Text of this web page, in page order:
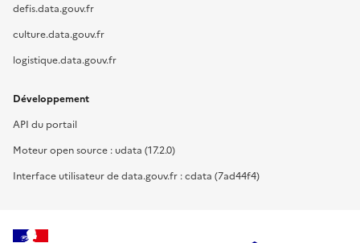
defis.data.gouv.fr
culture.data.gouv.fr
logistique.data.gouv.fr
Développement
API du portail
Moteur open source : udata (17.2.0)
Interface utilisateur de data.gouv.fr : cdata (7ad44f4)